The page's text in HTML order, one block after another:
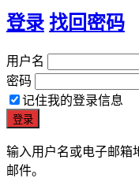
登录 找回密码
用户名
密码
记住我的登录信息
输入用户名或电子邮箱
邮件。